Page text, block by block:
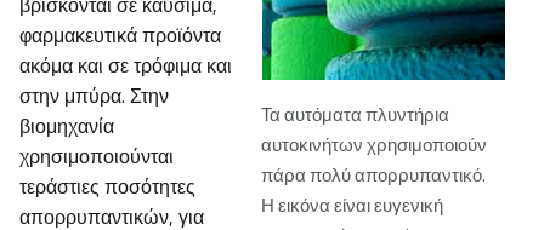
Τα αυτόματα πλυντήρια
αυτοκινήτων χρησιμοποιούν
πάρα πολύ απορρυπαντικό.
Η εικόνα είναι ευγενική
φαρμακευτικά προϊόντα
ακόμα και σε τρόφιμα και
στην μπύρα. Στην
βιομηχανία
χρησιμοποιούνται
τεράστιες ποσότητες
απορρυπαντικών, για